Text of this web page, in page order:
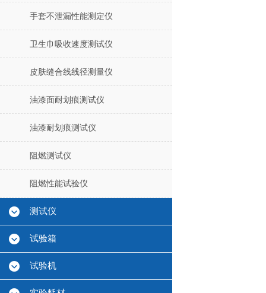
手套不泄漏性能测定仪
卫生巾吸收速度测试仪
皮肤缝合线线径测量仪
油漆面耐划痕测试仪
油漆耐划痕测试仪
阻燃测试仪
阻燃性能试验仪
测试仪
试验箱
试验机